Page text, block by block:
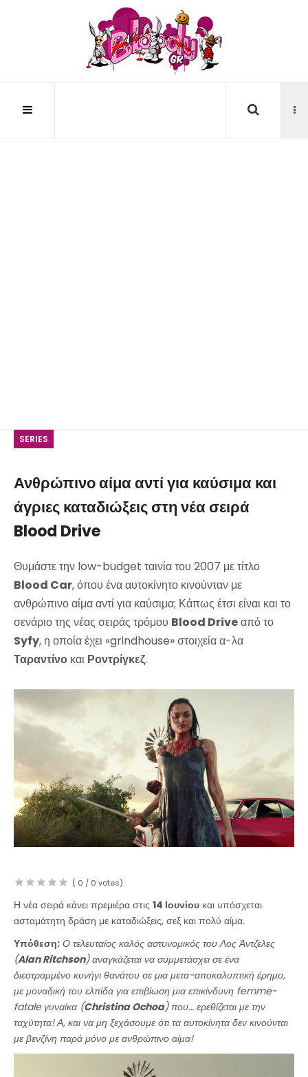
SERIES
Ανθρώπινο αίμα αντί για καύσιμα και
άγριες καταδιώξεις στη νέα σειρά
Blood Drive
Θυμάστε την low-budget ταινία του 2007 με τίτλο
Blood Car, όπου ένα αυτοκίνητο κινούνταν με
ανθρώπινο αίμα αντί για καύσιμα; Κάπως έτσι είναι και το
σενάριο της νέας σειράς τρόμου Blood Driveαπό το
Syfy, η οποία έχει «grindhouse» στοιχεία α-λα
Ταραντίνο και Ροντρίγκεζ.
( 0 / 0 votes)
Η νέα σειρά κάνει πρεμιέρα στις 14 Ιουνίου και υπόσχεται
ασταμάτητη δράση με καταδιώξεις, σεξ και πολύ αίμα.
Υπόθεση: Ο τελευταίος καλός αστυνομικός του Λος Άντζελες
(Alan Ritchson) αναγκάζεται να συμμετάσχει σε ένα
διεστραμμένο κυνήγι θανάτου σε μια μετα-αποκαλυπτική έρημο,
με μοναδική του ελπίδα για επιβίωση μια επικίνδυνη femme-
fatale γυναίκα (Christina Ochoa) που… ερεθίζεται με την
ταχύτητα! Α, και να μη ξεχάσουμε ότι τα αυτοκίνητα δεν κινούνται
με βενζίνη παρά μόνο με ανθρώπινο αίμα!